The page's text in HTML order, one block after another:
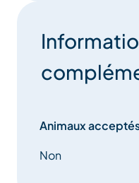
Animaux
Non